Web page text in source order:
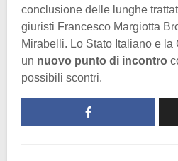
conclusione delle lunghe
giuristi Francesco Margiotta
Mirabelli. Lo Stato Italiano e
un nuovo punto di incontro
possibili scontri.